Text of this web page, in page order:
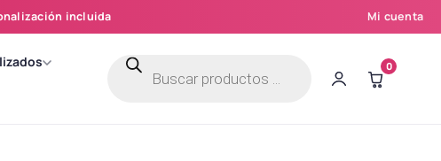
incluida Mi cuenta
Búsqueda
productos
0